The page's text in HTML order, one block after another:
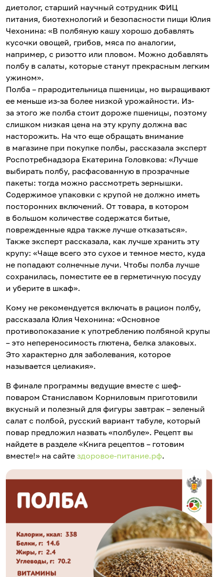
диетолог, старший научный сотрудник ФИЦ
питания, биотехнологий и безопасности пищи Юлия
Чехонина: «В полбяную кашу хорошо добавлять
кусочки овощей, грибов, мяса по аналогии,
например, с ризотто или пловом. Можно добавлять
полбу в салаты, которые станут прекрасным легким
ужином».
Полба – прародительница пшеницы, но выращивают
ее меньше из-за более низкой урожайности. Из-
за этого же полба стоит дороже пшеницы, поэтому
слишком низкая цена на эту крупу должна вас
насторожить. На что еще обращать внимание
в магазине при покупке полбы, рассказала эксперт
Роспотребнадзора Екатерина Головкова: «Лучше
выбирать полбу, расфасованную в прозрачные
пакеты: тогда можно рассмотреть зернышки.
Содержимое упаковки с крупой не должно иметь
посторонних включений. От товара, в котором
в большом количестве содержатся битые,
поврежденные ядра также лучше отказаться».
Также эксперт рассказала, как лучше хранить эту
крупу: «Чаще всего это сухое и темное место, куда
не попадают солнечные лучи. Чтобы полба лучше
сохранилась, поместите ее в герметичную посуду
и уберите в шкаф».
Кому не рекомендуется включать в рацион полбу,
рассказала Юлия Чехонина: «Основное
противопоказание к употреблению полбяной крупы
– это непереносимость глютена, белка злаковых.
Это характерно для заболевания, которое
называется целиакия».
В финале программы ведущие вместе с шеф-
поваром Станиславом Корниловым приготовили
вкусный и полезный для фигуры завтрак – зеленый
салат с полбой, русский вариант табуле, который
повар предложил назвать «полбуле». Рецепт вы
найдете в разделе «Книга рецептов – готовим
вместе!» на сайте здоровое-питание.рф.